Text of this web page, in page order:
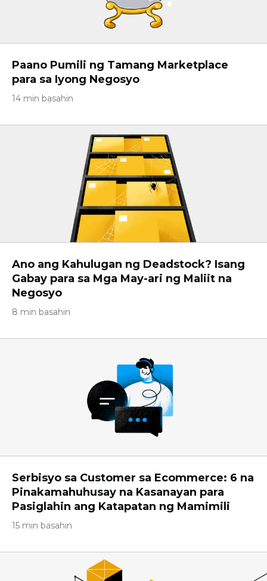
Paano Pumili ng Tamang Marketplace
para sa Iyong Negosyo
14 min basahin
Ano ang Kahulugan ng Deadstock? Isang
Gabay para sa Mga May-ari ng Maliit na
Negosyo
8 min basahin
Serbisyo sa Customer sa Ecommerce: 6 na
Pinakamahuhusay na Kasanayan para
Pasiglahin ang Katapatan ng Mamimili
15 min basahin